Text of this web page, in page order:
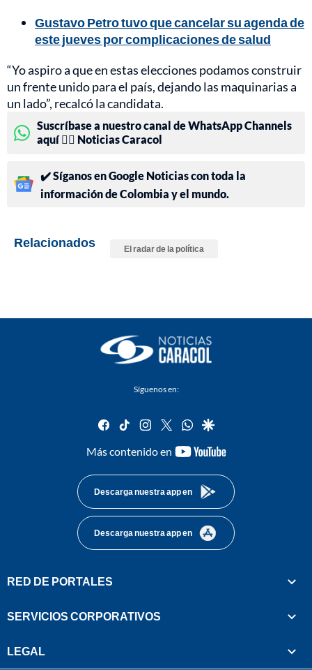
Gustavo Petro tuvo que cancelar su agenda de
este jueves por complicaciones de salud
“Yo aspiro a que en estas elecciones podamos construir
un frente unido para el país, dejando las maquinarias a
un lado”, recalcó la candidata.
Suscríbase a nuestro canal de WhatsApp Channels
aquí 👉🏻 Noticias Caracol
✔️ Síganos en Google Noticias con toda la
información de Colombia y el mundo.
Relacionados El radar de la política
Síguenos en:
facebook
tiktok instagram
twitterwhatsapp
google
Más contenido en
youtube-
Descarga nuestra app en
Descarga nuestra app en
RED DE PORTALES
SERVICIOS CORPORATIVOS
LEGAL